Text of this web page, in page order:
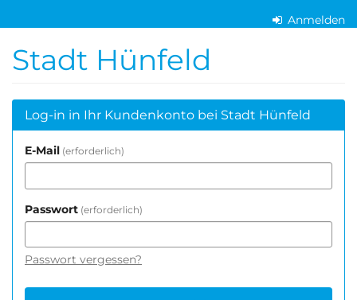
Haupt-
Inhalt
springen
Anmelden
Stadt Hünfeld
Log-in in Ihr Kundenkonto bei Stadt Hünfeld
E-Mail erforderlich
Passwort erforderlich
Passwort vergessen?